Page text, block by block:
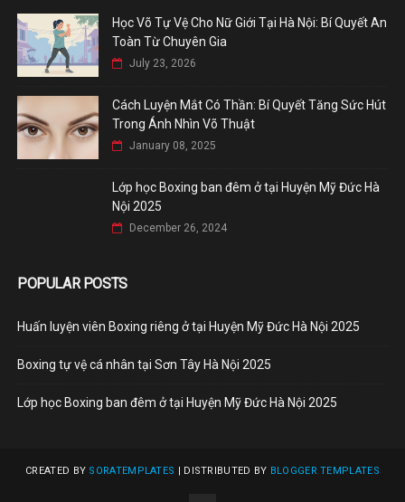
Học Võ Tự Vệ Cho Nữ Giới Tại Hà Nội: Bí Quyết An
Toàn Từ Chuyên Gia
July 23, 2026
Cách Luyện Mắt Có Thần: Bí Quyết Tăng Sức Hút
Trong Ánh Nhìn Võ Thuật
January 08, 2025
Lớp học Boxing ban đêm ở tại Huyện Mỹ Đức Hà
Nội 2025
December 26, 2024
POPULAR POSTS
Huấn luyện viên Boxing riêng ở tại Huyện Mỹ Đức Hà Nội 2025
Boxing tự vệ cá nhân tại Sơn Tây Hà Nội 2025
Lớp học Boxing ban đêm ở tại Huyện Mỹ Đức Hà Nội 2025
CREATED BY SORATEMPLATES | DISTRIBUTED BY BLOGGER TEMPLATES